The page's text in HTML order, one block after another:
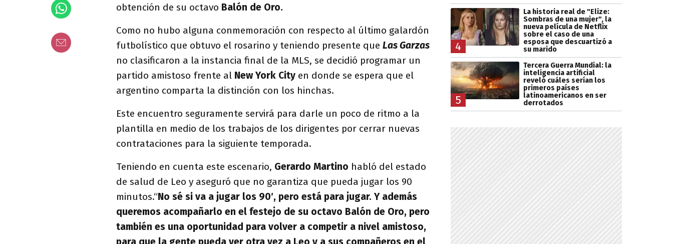
obtención de su octavo Balón de Oro.
Como no hubo alguna conmemoración con respecto al último galardón
futbolístico que obtuvo el rosarino y teniendo presente que Las Garzas
no clasificaron a la instancia final de la MLS, se decidió programar un
partido amistoso frente al New York City en donde se espera que el
argentino comparta la distinción con los hinchas.
Este encuentro seguramente servirá para darle un poco de ritmo a la
plantilla en medio de los trabajos de los dirigentes por cerrar nuevas
contrataciones para la siguiente temporada.
Teniendo en cuenta este escenario, Gerardo Martino habló del estado
de salud de Leo y aseguró que no garantiza que pueda jugar los 90
minutos.“No sé si va a jugar los 90′, pero está para jugar. Y además
queremos acompañarlo en el festejo de su octavo Balón de Oro, pero
también es una oportunidad para volver a competir a nivel amistoso,
4
La historia real de "Elize:
Sombras de una mujer", la
nueva película de Netflix
sobre el caso de una
esposa que descuartizó a
su marido
5
Tercera Guerra Mundial: la
inteligencia artificial
reveló cuáles serían los
primeros países
latinoamericanos en ser
derrotados